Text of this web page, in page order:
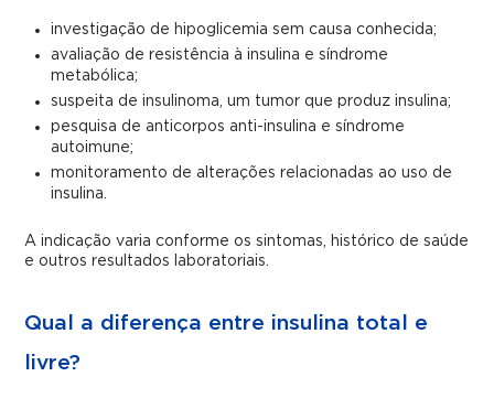
investigação de hipoglicemia sem causa conhecida;
avaliação de resistência à insulina e síndrome
metabólica;
suspeita de insulinoma, um tumor que produz insulina;
pesquisa de anticorpos anti-insulina e síndrome
autoimune;
monitoramento de alterações relacionadas ao uso de
insulina.
A indicação varia conforme os sintomas, histórico de saúde
e outros resultados laboratoriais.
Qual a diferença entre insulina total e
livre?